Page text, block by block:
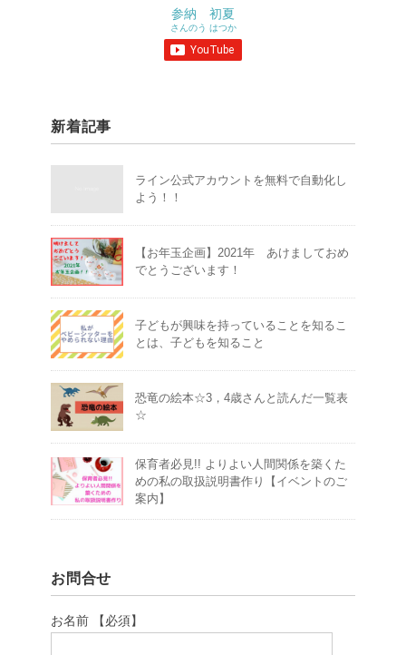
参納 初夏
さんのう はつか
新着記事
ライン公式アカウントを無料で自動化し
よう！！
【お年玉企画】2021年 あけましておめ
でとうございます！
子どもが興味を持っていることを知るこ
とは、子どもを知ること
恐竜の絵本☆3，4歳さんと読んだ一覧表
☆
保育者必見!! よりよい人間関係を築くた
めの私の取扱説明書作り【イベントのご
案内】
お問合せ
お名前 【必須】